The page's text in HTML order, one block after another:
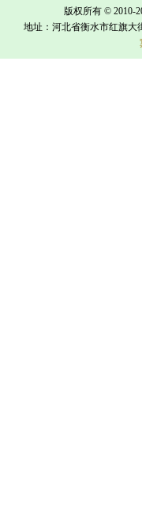
版权所有 © 2010-
地址：河北省衡水市红旗大